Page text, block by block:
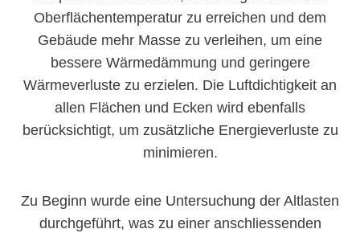
Oberflächentemperatur zu erreichen und dem
Gebäude mehr Masse zu verleihen, um eine
bessere Wärmedämmung und geringere
Wärmeverluste zu erzielen. Die Luftdichtigkeit an
allen Flächen und Ecken wird ebenfalls
berücksichtigt, um zusätzliche Energieverluste zu
minimieren.
Zu Beginn wurde eine Untersuchung der Altlasten
durchgeführt, was zu einer anschliessenden